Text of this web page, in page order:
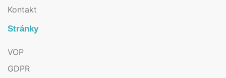
Kontakt
Stránky
VOP
GDPR